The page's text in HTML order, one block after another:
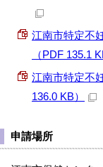
江南市特定不
（PDF 135.1
江南市特定不
136.0 KB）
申請場所